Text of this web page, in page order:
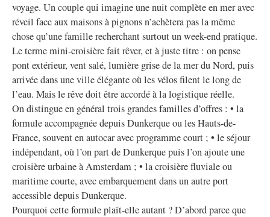
voyage. Un couple qui imagine une nuit complète en mer avec
réveil face aux maisons à pignons n’achètera pas la même
chose qu’une famille recherchant surtout un week-end pratique.
Le terme mini-croisière fait rêver, et à juste titre : on pense
pont extérieur, vent salé, lumière grise de la mer du Nord, puis
arrivée dans une ville élégante où les vélos filent le long de
l’eau. Mais le rêve doit être accordé à la logistique réelle.
On distingue en général trois grandes familles d’offres : • la
formule accompagnée depuis Dunkerque ou les Hauts-de-
France, souvent en autocar avec programme court ; • le séjour
indépendant, où l’on part de Dunkerque puis l’on ajoute une
croisière urbaine à Amsterdam ; • la croisière fluviale ou
maritime courte, avec embarquement dans un autre port
accessible depuis Dunkerque.
Pourquoi cette formule plaît-elle autant ? D’abord parce que